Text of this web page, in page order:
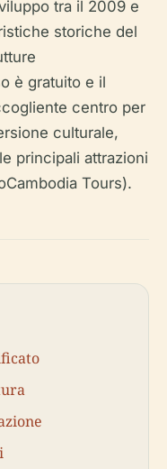
tra il 2009 e
storiche del
è gratuito e il
centro per
culturale,
principali attrazioni
Tours).